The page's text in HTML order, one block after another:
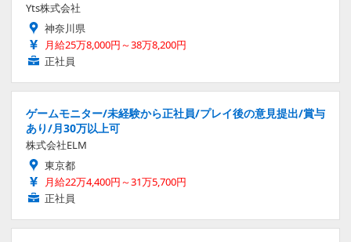
Yts株式会社
神奈川県
月給25万8,000円～38万8,200円
正社員
ゲームモニター/未経験から正社員/プレイ後の意見提出/賞与
あり/月30万以上可
株式会社ELM
東京都
月給22万4,400円～31万5,700円
正社員